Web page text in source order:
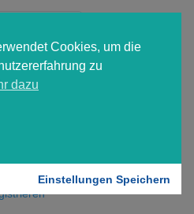
Cookies, um die
zu
dazu
Einstellungen Speichern